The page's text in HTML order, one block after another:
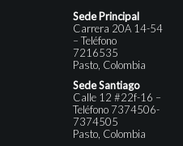
Sede Principal
Carrera 20A 14-54
– Teléfono
7216535
Pasto, Colombia
Sede Santiago
Calle 12 #22f-16 –
Teléfono 7374506-
7374505
Pasto, Colombia